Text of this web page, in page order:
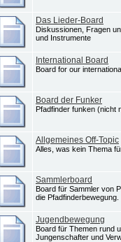
Das Lieder-Board
Diskussionen, Fragen
und Instrumente
International Board
Board for our
Board der Funker
Pfadfinder funken (nicht
Allgemeines Off-Topic
Alles, was kein Thema
Sammlerboard
Board für Sammler von
die Pfadfinderbewegung.
Jugendbewegung
Board für Themen rund
Jungenschafter und